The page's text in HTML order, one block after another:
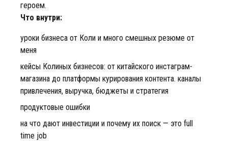
героем.
Что внутри:
уроки бизнеса от Коли и много смешных резюме от
меня
кейсы Колиных бизнесов: от китайского инстаграм-
магазина до платформы курирования контента. каналы
привлечения, выручка, бюджеты и стратегия
продуктовые ошибки
на что дают инвестиции и почему их поиск — это full
time job